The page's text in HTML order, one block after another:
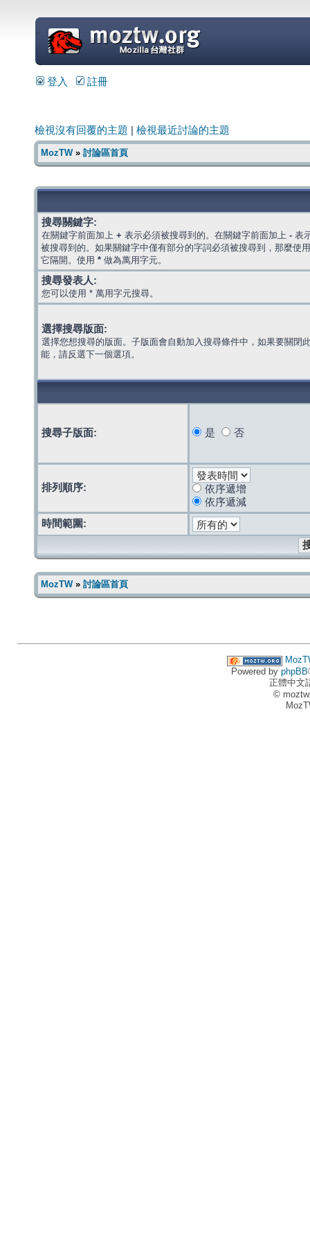
=
登入 註冊
檢視沒有回覆的主題 檢視最近討論的主題
MozTW» 討論區首頁
搜尋關鍵字:
在關鍵字前面加上 + 表示必須被搜尋到的。在關鍵字前面加上 - 表
被搜尋到的。如果關鍵字中僅有部分的字詞必須被搜尋到，那麼使
它隔開。使用 * 做為萬用字元。
搜尋發表人:
您可以使用 * 萬用字元搜尋。
選擇搜尋版面:
選擇您想搜尋的版面。子版面會自動加入搜尋條件中，如果要關閉
能，請反選下一個選項。
搜尋子版面: 是 否
排列順序:
依序遞增
依序遞減
時間範圍:
MozTW» 討論區首頁
Powered by phpBB
正體中文
©